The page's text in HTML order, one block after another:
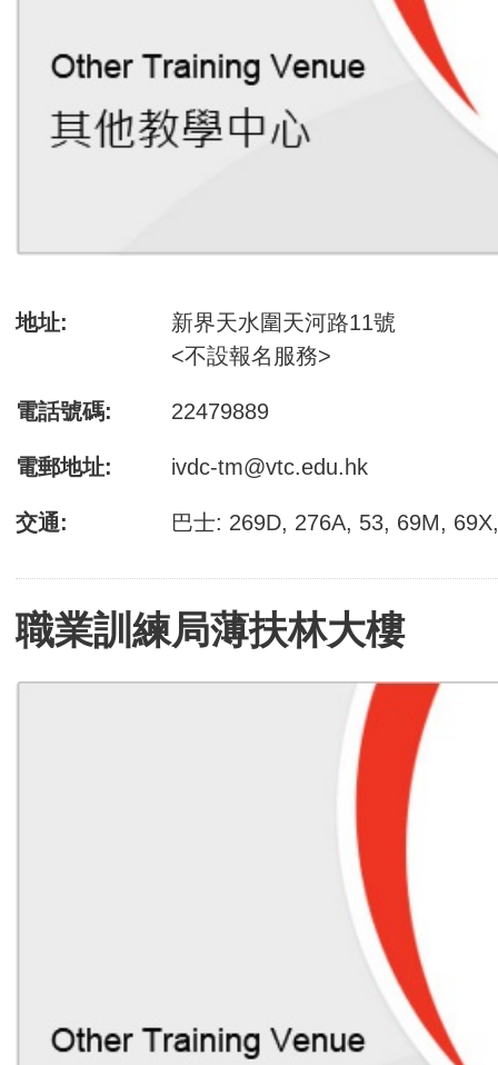
地址:
新界天水圍天河路11號
<不設報名服務>
電話號碼: 22479889
電郵地址: ivdc-tm@vtc.edu.hk
交通: 巴士: 269D, 276A, 53, 69M,
職業訓練局薄扶林大樓